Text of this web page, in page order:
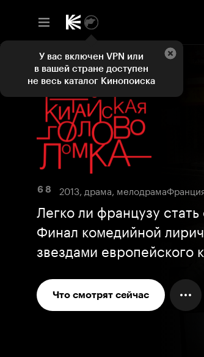
6 8 2013, драма, мелодрама
Легко ли французу
Финал комедийной
звездами европейского
Что смотрят сейчас
У вас включен VPN или
в вашей стране доступен
не весь каталог Кинопоиска